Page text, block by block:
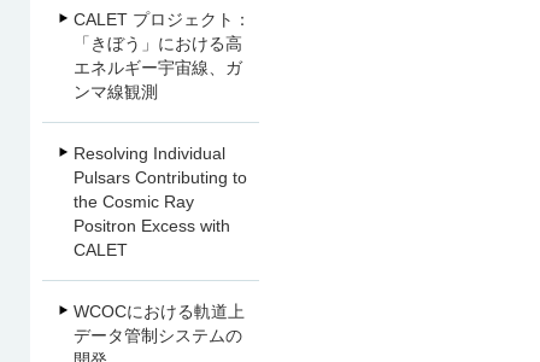
CALET プロジェクト：
「きぼう」における高
エネルギー宇宙線、ガ
ンマ線観測
Resolving Individual
Pulsars Contributing to
the Cosmic Ray
Positron Excess with
CALET
WCOCにおける軌道上
データ管制システムの